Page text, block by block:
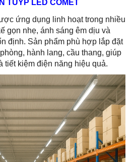
TUÝP LED COMET
ứng dụng linh hoạt trong nhiều
gọn nhẹ, ánh sáng êm dịu và
định. Sản phẩm phù hợp lắp đặt
hành lang, cầu thang, giúp
tiết kiệm điện năng hiệu quả.